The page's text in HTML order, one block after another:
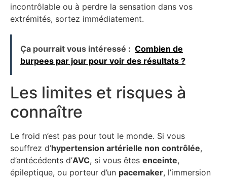
incontrôlable ou à perdre la sensation dans vos
extrémités, sortez immédiatement.
Ça pourrait vous intéressé : Combien de
burpees par jour pour voir des résultats ?
Les limites et risques à
connaître
Le froid n’est pas pour tout le monde. Si vous
souffrez d’hypertension artérielle non contrôlée,
d’antécédents d’AVC, si vous êtes enceinte,
épileptique, ou porteur d’un pacemaker, l’immersion